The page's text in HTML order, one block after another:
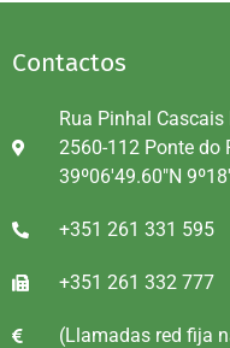
Contactos
Rua Pinhal Cascais
2560-112 Ponte do
39º06'49.60"N
+351 261 331 595
+351 261 332 777
(Llamadas red fija